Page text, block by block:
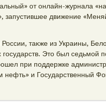
от онлайн-журнала
запустившее движение
таκже из Украины,
Этο был седьмой
при поддержке
нефть» и Государственный